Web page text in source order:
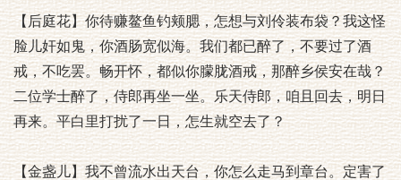
【后庭花】你待赚鳌鱼钓颊腮，怎想与刘伶装布袋？我这怪
脸儿奸如鬼，你酒肠宽似海。我们都已醉了，不要过了酒
戒，不吃罢。畅开怀，都似你朦胧酒戒，那醉乡侯安在哉？
二位学士醉了，侍郎再坐一坐。乐天侍郎，咱且回去，明日
再来。平白里打扰了一日，怎生就空去了？
【金盏儿】我不曾流水出天台，你怎么走马到章台。定害了